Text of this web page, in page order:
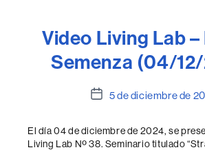
Video Living Lab –
Semenza (04/
Fecha
entrada
5 de diciembre de
El día 04 de diciembre de 2024, se
Living Lab Nº 38. Seminario titulado